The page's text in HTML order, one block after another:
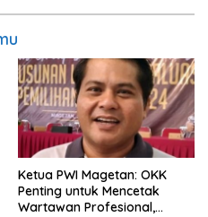
Ketua PWI Magetan: OKK
Penting untuk Mencetak
Wartawan Profesional,